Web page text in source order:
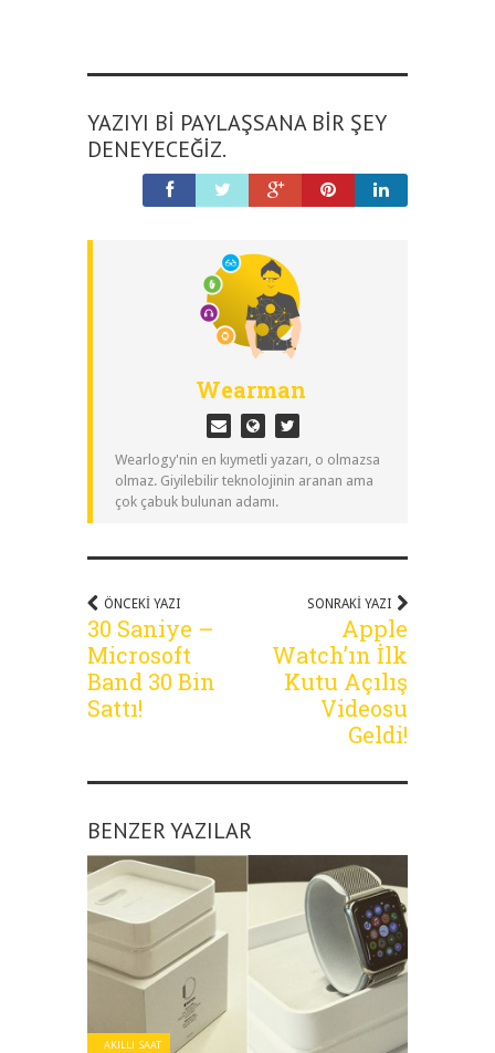
YAZIYI BI PAYLAŞSANA BIR ŞEY
DENEYECEĞIZ.
Wearman
Wearlogy'nin en kıymetli yazarı, o olmazsa
olmaz. Giyilebilir teknolojinin aranan ama
çok çabuk bulunan adamı.
ÖNCEKI YAZI
30 Saniye –
Microsoft
Band 30 Bin
Sattı!
SONRAKI YAZI
Apple
Watch’ın İlk
Kutu Açılış
Videosu
Geldi!
BENZER YAZILAR
AKILLI SAAT